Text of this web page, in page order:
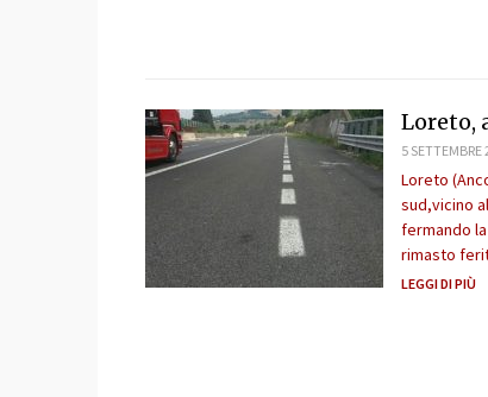
Loreto,
5
Loreto
sud,vicino
fermando
rimasto
LEGGI DI PIÙ